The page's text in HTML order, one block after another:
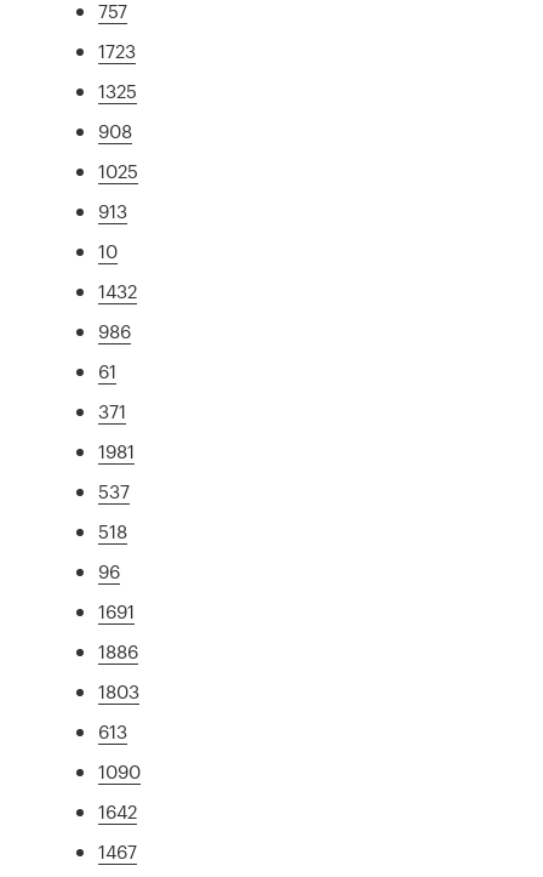
757
1723
1325
908
1025
913
10
1432
986
61
371
1981
537
518
96
1691
1886
1803
613
1090
1642
1467